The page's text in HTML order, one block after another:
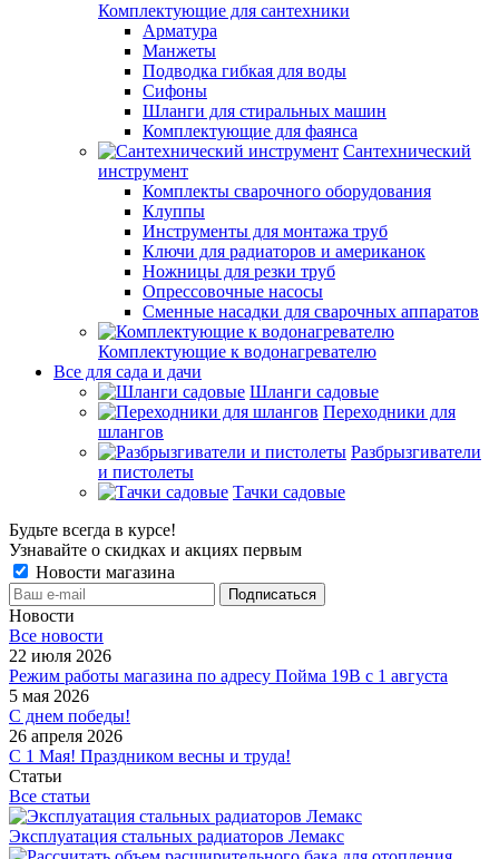
Комплектующие для сантехники
Арматура
Манжеты
Подводка гибкая для воды
Сифоны
Шланги для стиральных машин
Комплектующие для фаянса
Сантехнический
инструмент
Комплекты сварочного оборудования
Клуппы
Инструменты для монтажа труб
Ключи для радиаторов и американок
Ножницы для резки труб
Опрессовочные насосы
Сменные насадки для сварочных аппаратов
Комплектующие к водонагревателю
Все для сада и дачи
Шланги садовые
Переходники для
шлангов
Разбрызгиватели
и пистолеты
Тачки садовые
Будьте всегда в курсе!
Узнавайте о скидках и акциях первым
Новости магазина
Новости
Все новости
22 июля 2026
Режим работы магазина по адресу Пойма 19В с 1 августа
5 мая 2026
С днем победы!
26 апреля 2026
С 1 Мая! Праздником весны и труда!
Статьи
Все статьи
Эксплуатация стальных радиаторов Лемакс